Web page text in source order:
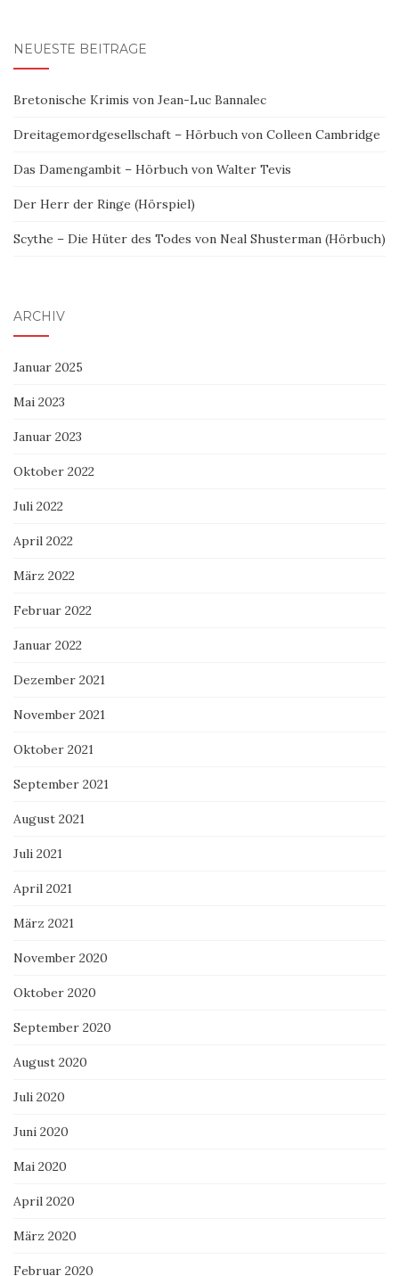
NEUESTE BEITRÄGE
Bretonische Krimis von Jean-Luc Bannalec
Dreitagemordgesellschaft – Hörbuch von Colleen Cambridge
Das Damengambit – Hörbuch von Walter Tevis
Der Herr der Ringe (Hörspiel)
Scythe – Die Hüter des Todes von Neal Shusterman (Hörbuch)
ARCHIV
Januar 2025
Mai 2023
Januar 2023
Oktober 2022
Juli 2022
April 2022
März 2022
Februar 2022
Januar 2022
Dezember 2021
November 2021
Oktober 2021
September 2021
August 2021
Juli 2021
April 2021
März 2021
November 2020
Oktober 2020
September 2020
August 2020
Juli 2020
Juni 2020
Mai 2020
April 2020
März 2020
Februar 2020